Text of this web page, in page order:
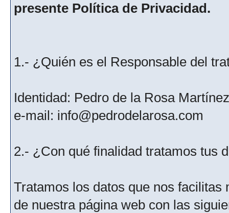
presente Política de Privacidad.
1.- ¿Quién es el Responsable del
Identidad: Pedro de la Rosa Martínez
e-mail: info@pedrodelarosa.com
2.- ¿Con qué finalidad tratamos tus
Tratamos los datos que nos
de nuestra página web con las